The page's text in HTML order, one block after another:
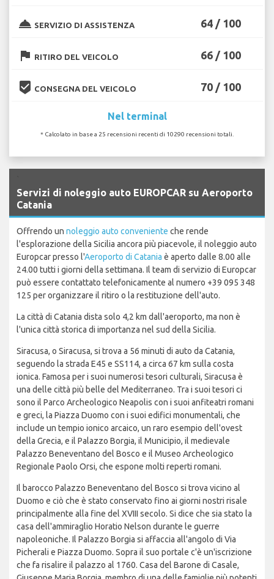
room_service SERVIZIO DI ASSISTENZA 64 / 100
flag RITIRO DEL VEICOLO 66 / 100
beenhere CONSEGNA DEL VEICOLO 70 / 100
Nel terminal
* Calcolato in base a 25 recensioni recenti di 10290 recensioni totali.
Servizi di noleggio auto EUROPCAR su Aeroporto
Catania
Offrendo un noleggio auto conveniente che rende
l'esplorazione della Sicilia ancora più piacevole, il noleggio auto
Europcar presso l'Aeroporto di Catania è aperto dalle 8.00 alle
24.00 tutti i giorni della settimana. Il team di servizio di Europcar
può essere contattato telefonicamente al numero +39 095 348
125 per organizzare il ritiro o la restituzione dell'auto.
La città di Catania dista solo 4,2 km dall'aeroporto, ma non è
l'unica città storica di importanza nel sud della Sicilia.
Siracusa, o Siracusa, si trova a 56 minuti di auto da Catania,
seguendo la strada E45 e SS114, a circa 67 km sulla costa
ionica. Famosa per i suoi numerosi tesori culturali, Siracusa è
una delle città più belle del Mediterraneo. Tra i suoi tesori ci
sono il Parco Archeologico Neapolis con i suoi anfiteatri romani
e greci, la Piazza Duomo con i suoi edifici monumentali, che
include un tempio ionico arcaico, un raro esempio dell'ovest
della Grecia, e il Palazzo Borgia, il Municipio, il medievale
Palazzo Beneventano del Bosco e il Museo Archeologico
Regionale Paolo Orsi, che espone molti reperti romani.
Il barocco Palazzo Beneventano del Bosco si trova vicino al
Duomo e ciò che è stato conservato fino ai giorni nostri risale
principalmente alla fine del XVIII secolo. Si dice che sia stato la
casa dell'ammiraglio Horatio Nelson durante le guerre
napoleoniche. Il Palazzo Borgia si affaccia all'angolo di Via
Picherali e Piazza Duomo. Sopra il suo portale c'è un'iscrizione
che fa risalire il palazzo al 1760. Casa del Barone di Casale,